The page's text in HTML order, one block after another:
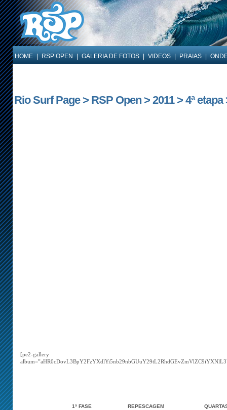
HOME RSP OPEN GALERIA DE FOTOS VIDEOS PRAIAS
Rio Surf Page > RSP Open > 2011 > 4ª etapa
[pe2-gallery
1ª FASE REPESCAGEM